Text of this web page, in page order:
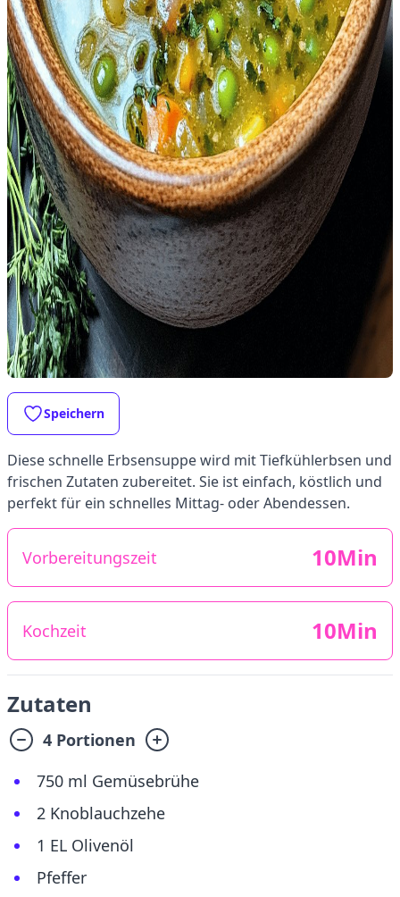
Speichern
Diese schnelle Erbsensuppe wird mit Tiefkühlerbsen und
frischen Zutaten zubereitet. Sie ist einfach, köstlich und
perfekt für ein schnelles Mittag- oder Abendessen.
Vorbereitungszeit 10Min
Kochzeit 10Min
Zutaten
4 Portionen
750 ml Gemüsebrühe
2 Knoblauchzehe
1 EL Olivenöl
Pfeffer